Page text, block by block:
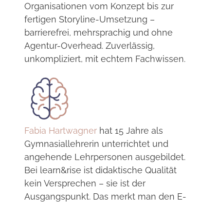
Organisationen vom Konzept bis zur
fertigen Storyline-Umsetzung –
barrierefrei, mehrsprachig und ohne
Agentur-Overhead. Zuverlässig,
unkompliziert, mit echtem Fachwissen.
Fabia Hartwagner hat 15 Jahre als
Gymnasiallehrerin unterrichtet und
angehende Lehrpersonen ausgebildet.
Bei learn&rise ist didaktische Qualität
kein Versprechen – sie ist der
Ausgangspunkt. Das merkt man den E-